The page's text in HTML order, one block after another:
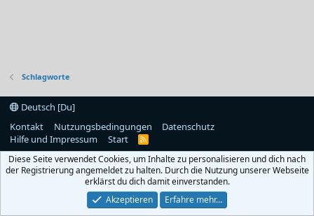
Schlagworte
Deutsch [Du]
Kontakt
Nutzungsbedingungen
Datenschutz
Hilfe und Impressum
Start
R
S
Diese Seite verwendet Cookies, um Inhalte zu personalisieren und dich nach
der Registrierung angemeldet zu halten. Durch die Nutzung unserer Webseite
erklärst du dich damit einverstanden.
Akzeptieren
Erfahre mehr…